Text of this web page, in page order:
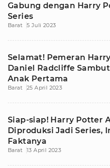
Gabung dengan Harry
Series
Barat 5 Juli 2023
Selamat! Pemeran
Daniel Radcliffe
Anak Pertama
Barat 25 April 2023
Siap-siap! Harry Potter
Diproduksi Jadi Series,
Faktanya
Barat 13 April 2023